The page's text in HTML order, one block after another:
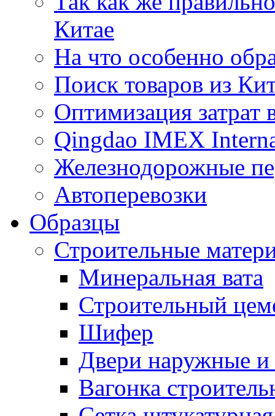
Китае
На что особенно
Поиск товаров из
Оптимизация затрат
Qingdao IMEX
Железнодорожные
Автоперевозки
Образцы
Строительные
Минеральная вата
Строительный
Шифер
Двери наружные и
Вагонка